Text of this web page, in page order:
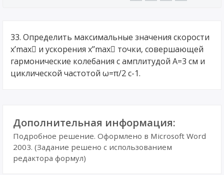
33. Определить максимальные значения скорости
x’max и ускорения x’’max точки, совершающей
гармонические колебания с амплитудой А=3 см и
циклической частотой ω=π/2 c-1.
Дополнительная информация:
Подробное решение. Оформлено в Microsoft Word
2003. (Задание решено с использованием
редактора формул)